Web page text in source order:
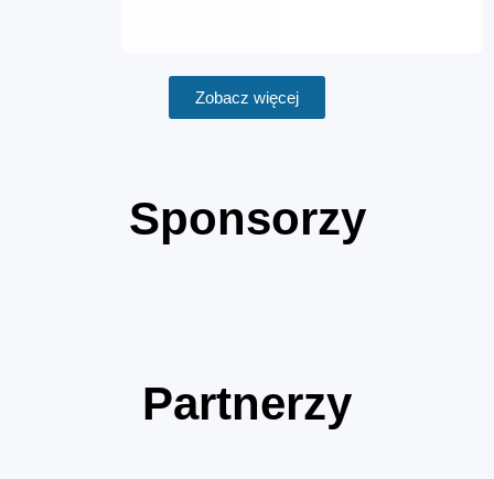
Zobacz więcej
Sponsorzy
Partnerzy